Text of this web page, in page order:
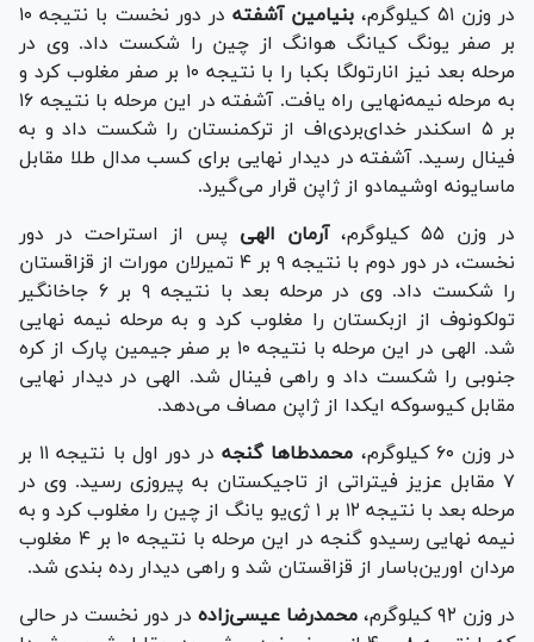
در وزن ۵۱ کیلوگرم،
بنیامین آشفته
در دور نخست با نتیجه ۱۰
بر صفر یونگ کیانگ هوانگ از چین را شکست داد. وی در
مرحله بعد نیز انارتولگا بکبا را با نتیجه ۱۰ بر صفر مغلوب کرد و
به مرحله نیمه‌نهایی راه یافت. آشفته در این مرحله با نتیجه ۱۶
بر ۵ اسکندر خدای‌بردی‌اف از ترکمنستان را شکست داد و به
فینال رسید. آشفته در دیدار نهایی برای کسب مدال طلا مقابل
ماسایونه اوشیمادو از ژاپن قرار می‌گیرد.
در وزن ۵۵ کیلوگرم،
آرمان الهی پس از استراحت در دور
نخست، در دور دوم با نتیجه ۹ بر ۴ تمیرلان مورات از قزاقستان
را شکست داد. وی در مرحله بعد با نتیجه ۹ بر ۶ جاخانگیر
تولکونوف از ازبکستان را مغلوب کرد و به مرحله نیمه نهایی
شد. الهی در این مرحله با نتیجه ۱۰ بر صفر جیمین پارک از کره
جنوبی را شکست داد و راهی فینال شد. الهی در دیدار نهایی
مقابل کیوسوکه ایکدا از ژاپن مصاف می‌دهد.
در وزن ۶۰ کیلوگرم،
محمدطا‌ها گنجه
در دور اول با نتیجه ۱۱ بر
۷ مقابل عزیز فیتراتی از تاجیکستان به پیروزی رسید. وی در
مرحله بعد با نتیجه ۱۲ بر ۱ ژی‌یو یانگ از چین را مغلوب کرد و به
نیمه نهایی رسیدو گنجه در این مرحله با نتیجه ۱۰ بر ۴ مغلوب
مردان اورین‌باسار از قزاقستان شد و راهی دیدار رده بندی شد.
در وزن ۹۲ کیلوگرم،
محمدرضا عیسی‌زاده در دور نخست در حالی